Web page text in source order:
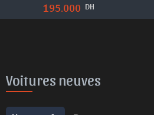
195.000 DH
Voitures neuves